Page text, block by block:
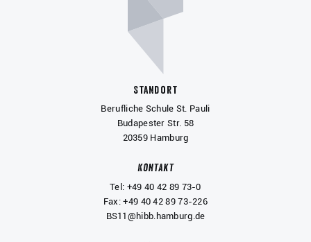
Standort
Berufliche Schule St. Pauli
Budapester Str. 58
20359 Hamburg
Kontakt
Tel: +49 40 42 89 73-0
Fax: +49 40 42 89 73-226
BS11@hibb.hamburg.de